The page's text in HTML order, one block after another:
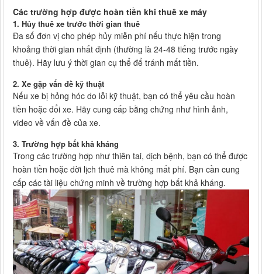
Các trường hợp được hoàn tiền khi thuê xe máy
1. Hủy thuê xe trước thời gian thuê
Đa số đơn vị cho phép hủy miễn phí nếu thực hiện trong
khoảng thời gian nhất định (thường là 24-48 tiếng trước ngày
thuê). Hãy lưu ý thời gian cụ thể để tránh mất tiền.
2. Xe gặp vấn đề kỹ thuật
Nếu xe bị hỏng hóc do lỗi kỹ thuật, bạn có thể yêu cầu hoàn
tiền hoặc đổi xe. Hãy cung cấp bằng chứng như hình ảnh,
video về vấn đề của xe.
3. Trường hợp bất khả kháng
Trong các trường hợp như thiên tai, dịch bệnh, bạn có thể được
hoàn tiền hoặc dời lịch thuê mà không mất phí. Bạn cần cung
cấp các tài liệu chứng minh về trường hợp bất khả kháng.